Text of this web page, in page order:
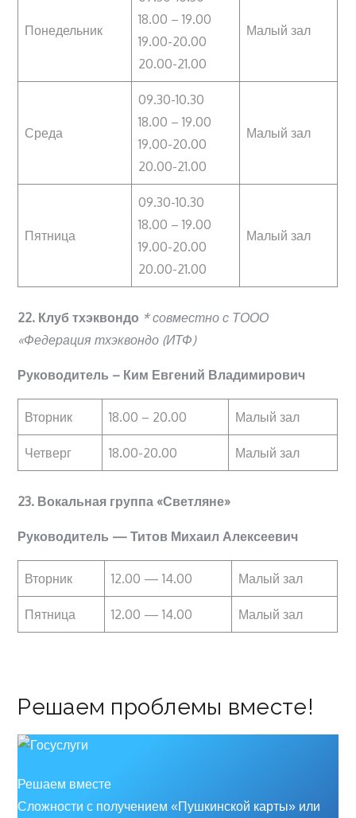
Понедельник
18.00 – 19.00
19.00-20.00
20.00-21.00
Малый зал
Среда
09.30-10.30
18.00 – 19.00
19.00-20.00
20.00-21.00
Малый зал
Пятница
09.30-10.30
18.00 – 19.00
19.00-20.00
20.00-21.00
Малый зал
22. Клуб тхэквондо * совместно с ТООО
«Федерация тхэквондо (ИТФ)
Руководитель – Ким Евгений Владимирович
Вторник 18.00 – 20.00 Малый зал
Четверг 18.00-20.00 Малый зал
23. Вокальная группа «Светляне»
Руководитель — Титов Михаил Алексеевич
Вторник 12.00 — 14.00 Малый зал
Пятница 12.00 — 14.00 Малый зал
Решаем проблемы вместе!
Решаем вместе
Сложности с получением «Пушкинской карты» или